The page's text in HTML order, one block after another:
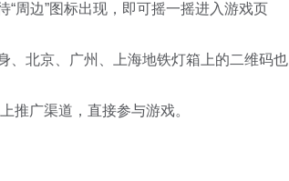
周边”图标出现，即可摇一摇进入游戏页
、北京、广州、上海地铁灯箱上的二维码也
推广渠道，直接参与游戏。